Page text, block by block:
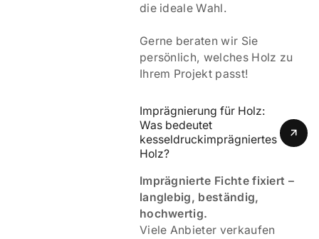
die ideale Wahl.
Gerne beraten wir Sie
persönlich, welches Holz zu
Ihrem Projekt passt!
Imprägnierung für Holz:
Was bedeutet
kesseldruckimprägniertes
Holz?
Imprägnierte Fichte fixiert –
langlebig, beständig,
hochwertig.
Viele Anbieter verkaufen